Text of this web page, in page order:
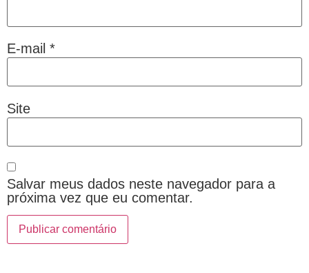
E-mail *
Site
Salvar meus dados neste navegador para a
próxima vez que eu comentar.